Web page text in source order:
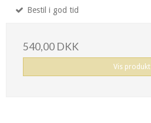
Bestil i god tid
540,00 DKK
Vis produkt